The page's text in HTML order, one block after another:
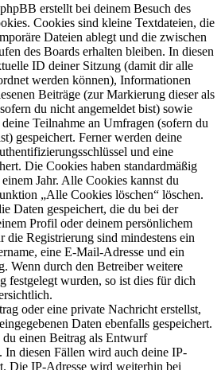
erstellt bei deinem Besuch des
Cookies sind kleine Textdateien, die
Dateien ablegt und die zwischen
des Boards erhalten bleiben. In diesen
ID deiner Sitzung (damit dir alle
werden können), Informationen
Beiträge (zur Markierung dieser als
du nicht angemeldet bist) sowie
Teilnahme an Umfragen (sofern du
gespeichert. Ferner werden deine
und eine
Die Cookies haben standardmäßig
Jahr. Alle Cookies kannst du
„Alle Cookies löschen“ löschen.
Daten gespeichert, die du bei der
Profil oder deinem persönlichem
die Registrierung sind mindestens ein
eine E-Mail-Adresse und ein
Wenn durch den Betreiber weitere
festgelegt wurden, so ist dies für dich
oder eine private Nachricht erstellst,
Daten ebenfalls gespeichert.
einen Beitrag als Entwurf
In diesen Fällen wird auch deine IP-
Die IP-Adresse wird weiterhin bei